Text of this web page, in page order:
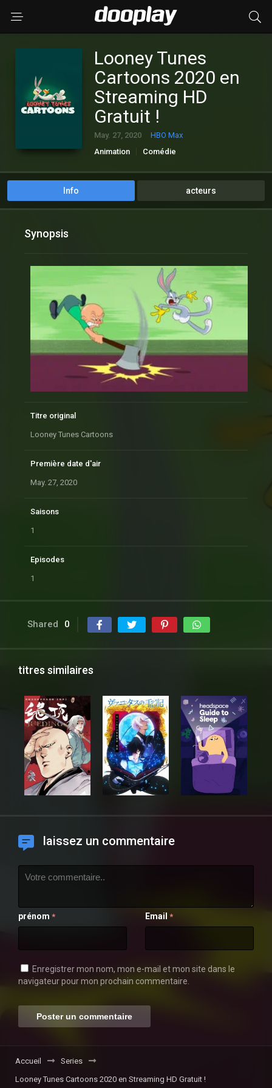
Looney Tunes
Cartoons 2020 en
Streaming HD
Gratuit !
May. 27, 2020
HBO Max
Animation
Comédie
Info acteurs
Synopsis
Titre original
Looney Tunes Cartoons
Première date d'air
May. 27, 2020
Saisons
1
Episodes
1
Shared 0
titres similaires
laissez un commentaire
prénom * Email *
Enregistrer mon nom, mon e-mail et mon site dans le
navigateur pour mon prochain commentaire.
Accueil
Series
Looney Tunes Cartoons 2020 en Streaming HD Gratuit !